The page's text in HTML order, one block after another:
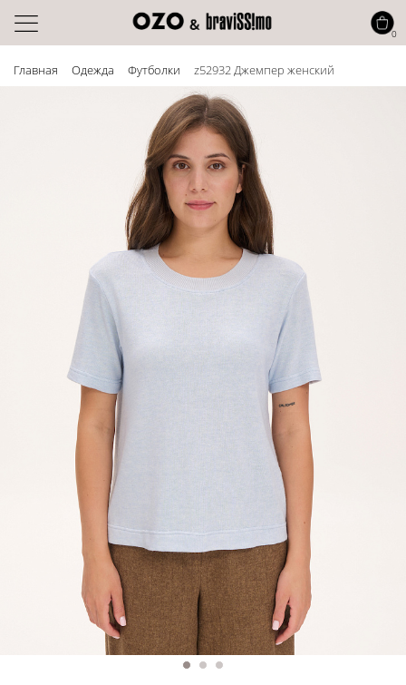
Главная Одежда Футболки z52932 Джемпер женский
0